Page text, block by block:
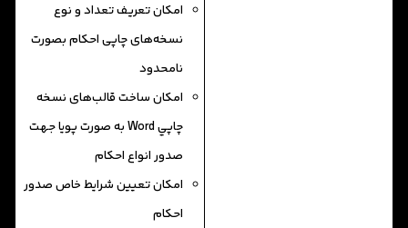
امکان تعریف تعداد و نوع
نسخه‌های چاپی احکام بصورت
نامحدود
امكان ساخت قالب‌های نسخه
چاپي Word به صورت پویا جهت
صدور انواع احکام
امكان تعیین شرايط خاص صدور
احكام